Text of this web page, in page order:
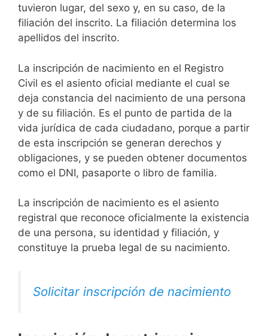
tuvieron lugar, del sexo y, en su caso, de la
filiación del inscrito. La filiación determina los
apellidos del inscrito.
La inscripción de nacimiento en el Registro
Civil es el asiento oficial mediante el cual se
deja constancia del nacimiento de una persona
y de su filiación. Es el punto de partida de la
vida jurídica de cada ciudadano, porque a partir
de esta inscripción se generan derechos y
obligaciones, y se pueden obtener documentos
como el DNI, pasaporte o libro de familia.
La inscripción de nacimiento es el asiento
registral que reconoce oficialmente la existencia
de una persona, su identidad y filiación, y
constituye la prueba legal de su nacimiento.
Solicitar inscripción de nacimiento